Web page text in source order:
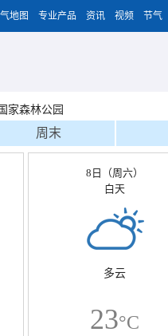
地图 专业产品 资讯 视频 节气
家森林公园
周末
8日（周六）
白天
多云
23°C